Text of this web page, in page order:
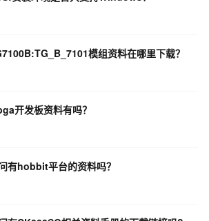
模组资料在哪里下载？
开发板资料有吗？
有hobbit平台的资料吗？